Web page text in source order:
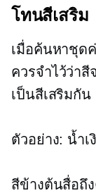
โทนสีเสริม
เมื่อค้นหาชุด
ควรจำไว้ว่า
เป็นสีเสริมกัน
ตัวอย่าง: น้ำเ
สีข้างต้นสื่อถึ